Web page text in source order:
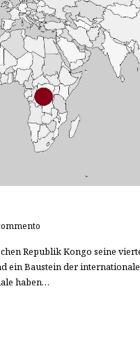
Republik Kongo seine
ein Baustein der
haben…